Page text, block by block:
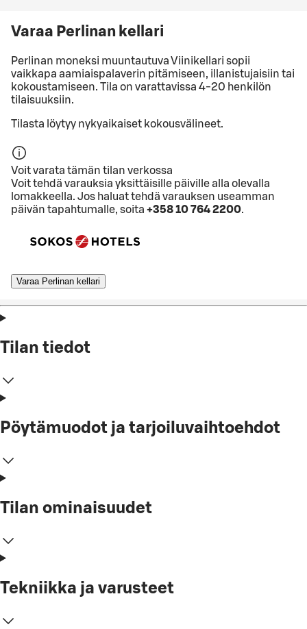
Varaa Perlinan kellari
Perlinan moneksi muuntautuva Viinikellari sopii
vaikkapa aamiaispalaverin pitämiseen, illanistujaisiin tai
kokoustamiseen. Tila on varattavissa 4-20 henkilön
tilaisuuksiin.
Tilasta löytyy nykyaikaiset kokousvälineet.
Voit varata tämän tilan verkossa
Voit tehdä varauksia yksittäisille päiville alla olevalla
lomakkeella. Jos haluat tehdä varauksen useamman
päivän tapahtumalle, soita +358 10 764 2200.
Varaa Perlinan kellari
Tilan tiedot
Pöytämuodot ja tarjoiluvaihtoehdot
Tilan ominaisuudet
Tekniikka ja varusteet